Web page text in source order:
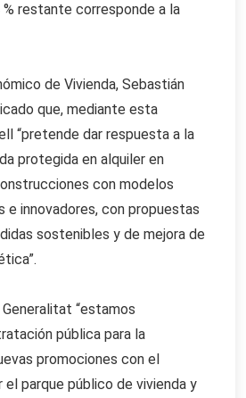
restante corresponde a la
de Vivienda, Sebastián
que, mediante esta
“pretende dar respuesta a la
protegida en alquiler en
con modelos
e innovadores, con propuestas
sostenibles y de mejora de
“estamos
pública para la
promociones con el
parque público de vivienda y